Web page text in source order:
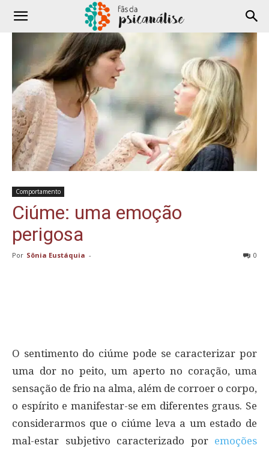
Comportamento
Ciúme: uma emoção
perigosa
Por Sônia Eustáquia - 0
O sentimento do ciúme pode se caracterizar por
uma dor no peito, um aperto no coração, uma
sensação de frio na alma, além de corroer o corpo,
o espírito e manifestar-se em diferentes graus. Se
considerarmos que o ciúme leva a um estado de
mal-estar subjetivo caracterizado por emoções